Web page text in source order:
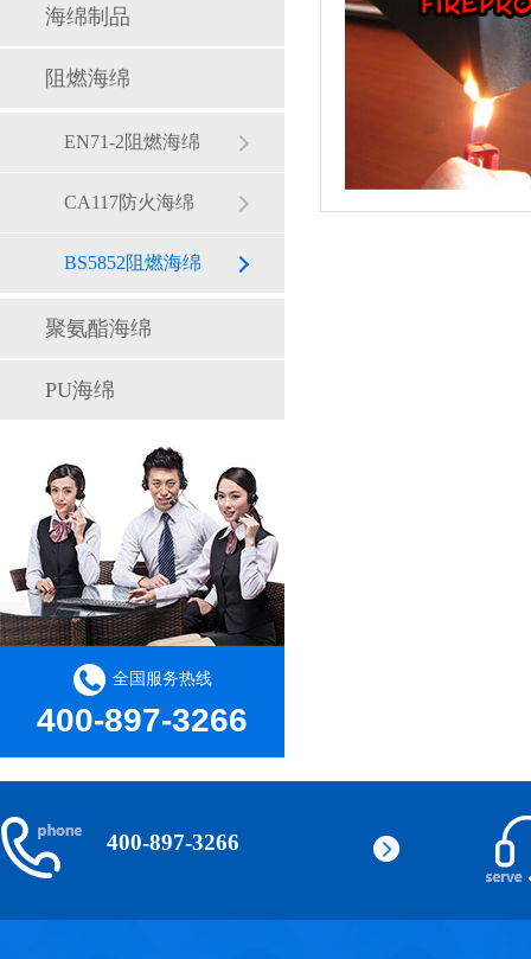
海绵制品
阻燃海绵
EN71-2阻燃海绵
CA117防火海绵
BS5852阻燃海绵
聚氨酯海绵
PU海绵
全国服务热线
400-897-3266
400-897-3266